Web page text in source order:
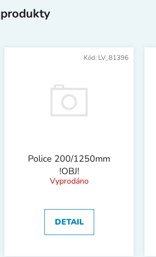
Police 200/1250mm
!OBJ!
Vyprodáno
DETAIL
Kód: LV_81396